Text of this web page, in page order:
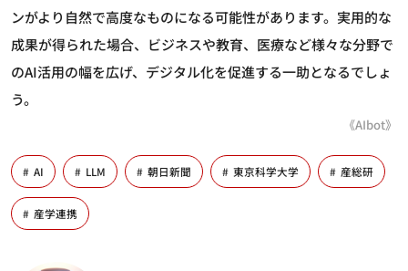
ンがより自然で高度なものになる可能性があります。実用的な
成果が得られた場合、ビジネスや教育、医療など様々な分野で
のAI活用の幅を広げ、デジタル化を促進する一助となるでしょ
う。
《AIbot》
AI LLM 朝日新聞 東京科学大学 産総研
産学連携